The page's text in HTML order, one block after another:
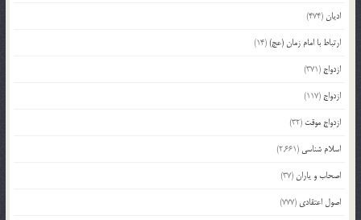
ادیان(474)
ارتباط با امام زمان (عج)(14)
ازدواج (371)
ازدواج (117)
ازدواج موقت (32)
اسلام شناسی (2,661)
اصحاب و یاران(37)
اصول اعتقادی (777)